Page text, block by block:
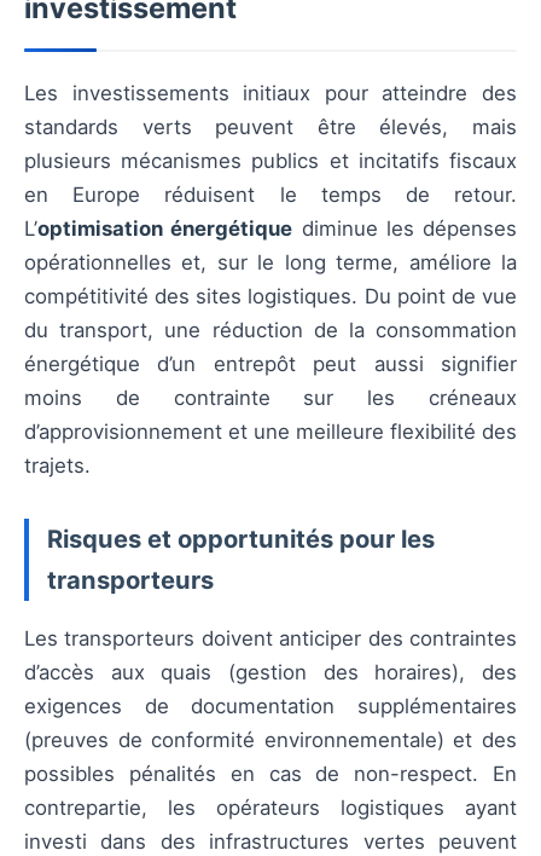
investissement
Les investissements initiaux pour atteindre des
standards verts peuvent être élevés, mais
plusieurs mécanismes publics et incitatifs fiscaux
en Europe réduisent le temps de retour.
L’optimisation énergétique diminue les dépenses
opérationnelles et, sur le long terme, améliore la
compétitivité des sites logistiques. Du point de vue
du transport, une réduction de la consommation
énergétique d’un entrepôt peut aussi signifier
moins de contrainte sur les créneaux
d’approvisionnement et une meilleure flexibilité des
trajets.
Risques et opportunités pour les
transporteurs
Les transporteurs doivent anticiper des contraintes
d’accès aux quais (gestion des horaires), des
exigences de documentation supplémentaires
(preuves de conformité environnementale) et des
possibles pénalités en cas de non-respect. En
contrepartie, les opérateurs logistiques ayant
investi dans des infrastructures vertes peuvent